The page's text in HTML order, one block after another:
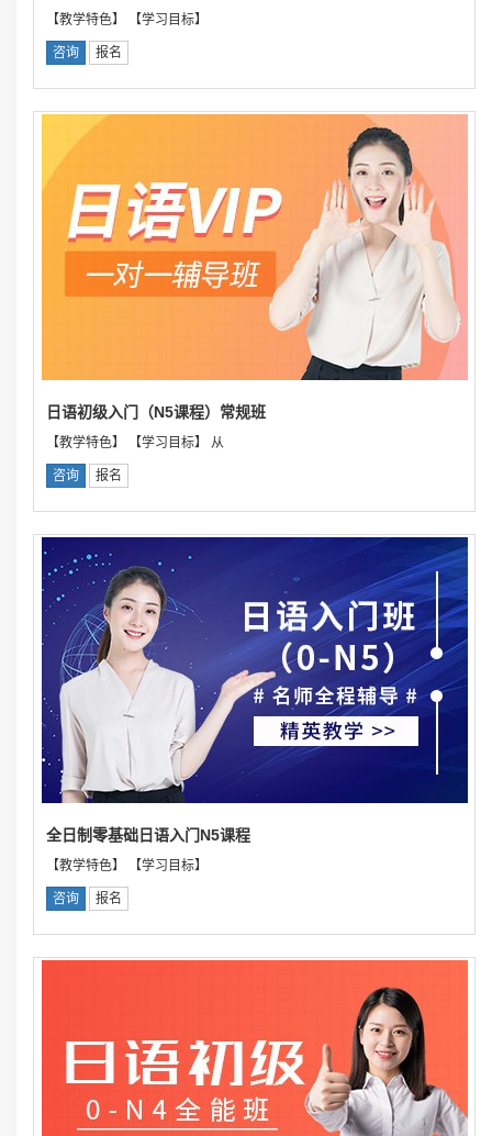
【教学特色】 【学习目标】
咨询 报名
日语初级入门（N5课程）常规班
【教学特色】 【学习目标】 从
咨询 报名
全日制零基础日语入门N5课程
【教学特色】 【学习目标】
咨询 报名